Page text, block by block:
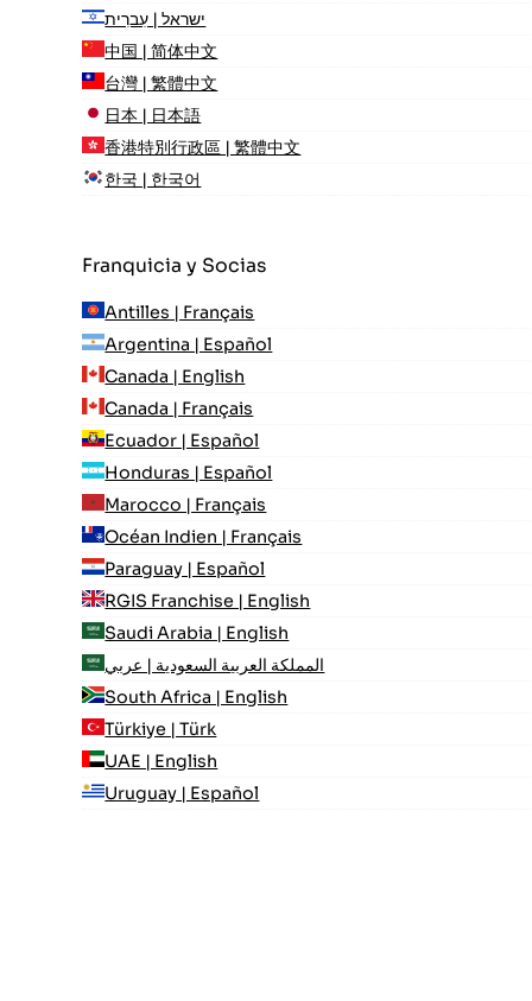
ישראל | עִברִית
中国 | 简体中文
台灣 | 繁體中文
日本 | 日本語
香港特別行政區 | 繁體中文
한국 | 한국어
Franquicia y Socias
Antilles | Français
Argentina | Español
Canada | English
Canada | Français
Ecuador | Español
Honduras | Español
Marocco | Français
Océan Indien | Français
Paraguay | Español
RGIS Franchise | English
Saudi Arabia | English
المملكة العربية السعودية | عربي
South Africa | English
Türkiye | Türk
UAE | English
Uruguay | Español